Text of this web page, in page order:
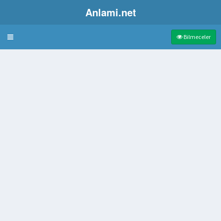
Anlami.net
Bulmaca Bilmeceler